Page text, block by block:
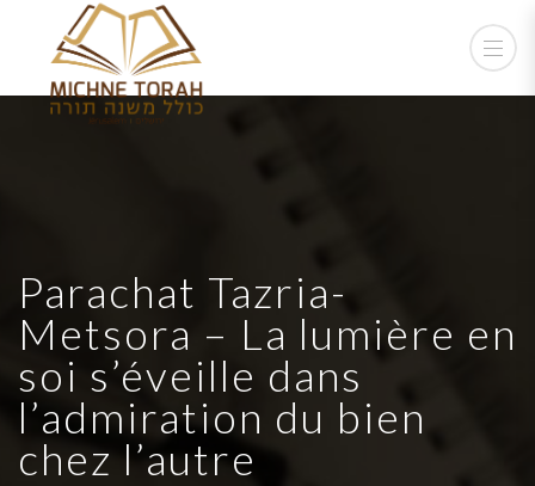
Parachat Tazria-
Metsora – La lumière en
soi s’éveille dans
l’admiration du bien
chez l’autre